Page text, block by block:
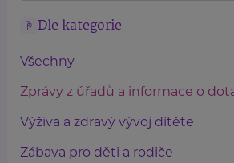
Dle kategorie
Všechny
Zprávy z úřadů a informace o
Výživa a zdravý vývoj dítěte
Zábava pro děti a rodiče